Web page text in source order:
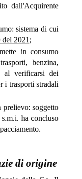
dall'Acquirente
sistema di cui
2021 ;
in consumo
benzina,
al verificarsi dei
i trasporti stradali
soggetto
ha concluso
di origine